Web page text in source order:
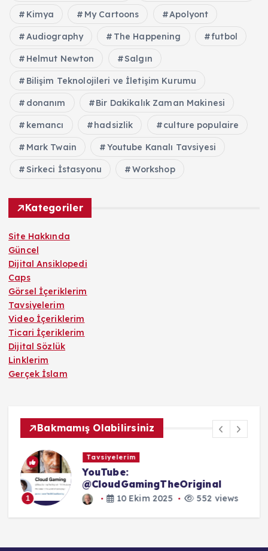
Kimya My Cartoons Apolyont
Audiography The Happening futbol
Helmut Newton Salgın
Bilişim Teknolojileri ve İletişim Kurumu
donanım Bir Dakikalık Zaman Makinesi
kemancı hadsizlik culture populaire
Mark Twain Youtube Kanalı Tavsiyesi
Sirkeci İstasyonu Workshop
Kategoriler
Site Hakkında
Güncel
Dijital Ansiklopedi
Caps
Görsel İçeriklerim
Tavsiyelerim
Video İçeriklerim
Ticari İçeriklerim
Dijital Sözlük
Linklerim
Gerçek İslam
Bakmamış Olabilirsiniz
1
Tavsiyelerim
YouTube:
@CloudGamingTheOriginal
10 Ekim 2025 552 views